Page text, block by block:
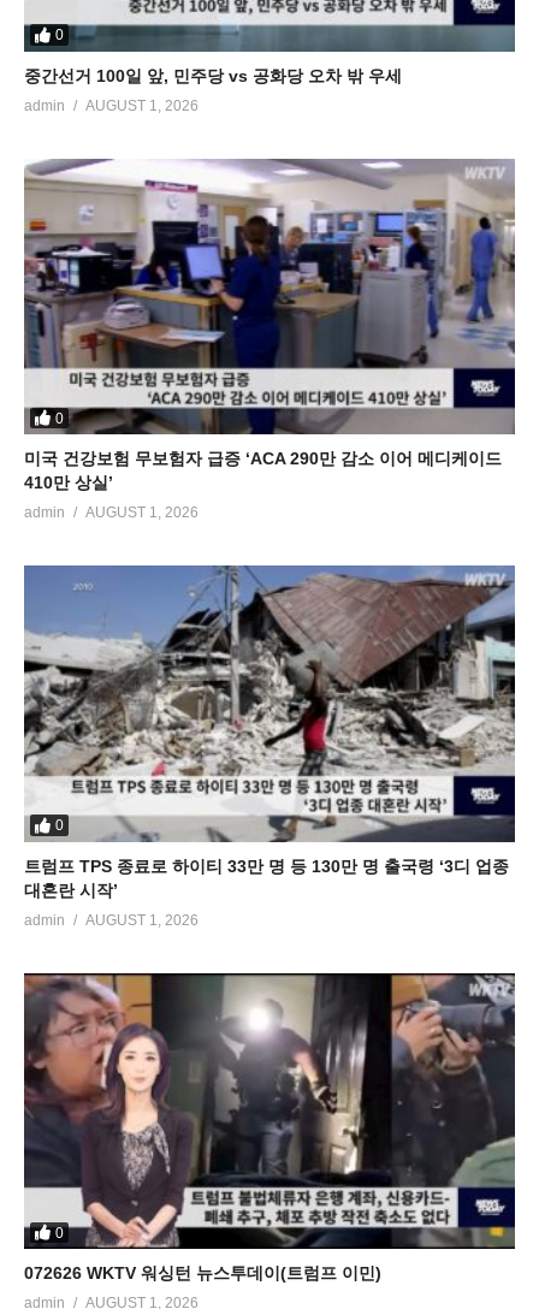
0
중간선거 100일 앞, 민주당 vs 공화당 오차 밖 우세
admin AUGUST 1, 2026
0
미국 건강보험 무보험자 급증 ‘ACA 290만 감소 이어 메디케이드
410만 상실’
admin AUGUST 1, 2026
0
트럼프 TPS 종료로 하이티 33만 명 등 130만 명 출국령 ‘3디 업종
대혼란 시작’
admin AUGUST 1, 2026
0
072626 WKTV 워싱턴 뉴스투데이(트럼프 이민)
admin AUGUST 1, 2026